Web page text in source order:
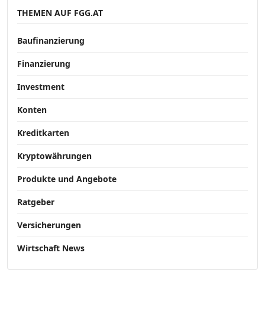
THEMEN AUF FGG.AT
Baufinanzierung
Finanzierung
Investment
Konten
Kreditkarten
Kryptowährungen
Produkte und Angebote
Ratgeber
Versicherungen
Wirtschaft News